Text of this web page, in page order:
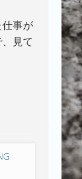
事が
見て